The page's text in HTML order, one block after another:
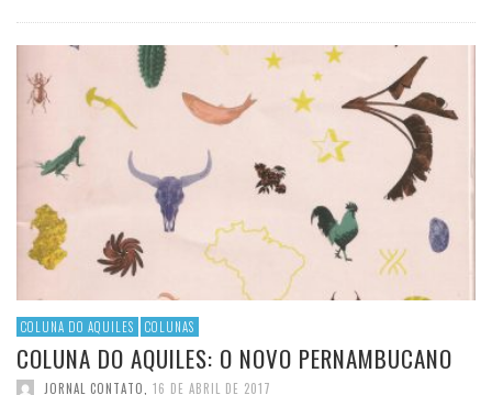
COLUNA DO AQUILES COLUNAS
COLUNA DO AQUILES: O NOVO PERNAMBUCANO
JORNAL CONTATO, 16 DE ABRIL DE 2017